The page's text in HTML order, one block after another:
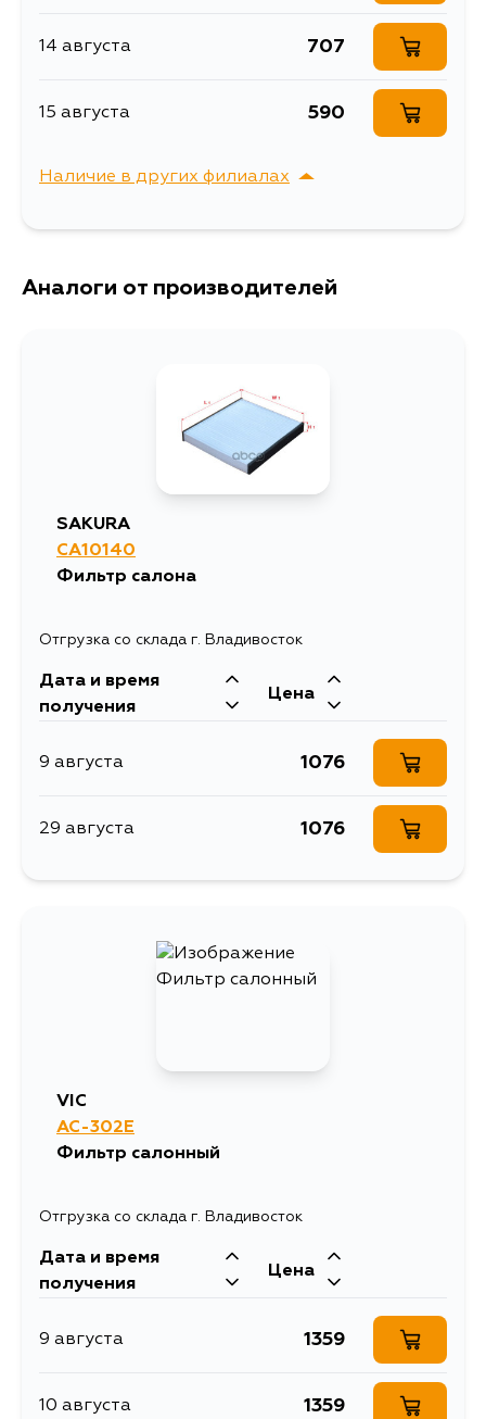
14 августа 707
15 августа 590
Наличие в других филиалах
г. Владивосток,
Аналоги от производителей
SAKURA
CA10140
Фильтр салона
Отгрузка со склада г. Владивосток
Дата и время
получения
Цена
9 августа 1076
29 августа 1076
VIC
AC-302E
Фильтр салонный
Отгрузка со склада г. Владивосток
Дата и время
получения
Цена
9 августа 1359
10 августа 1359